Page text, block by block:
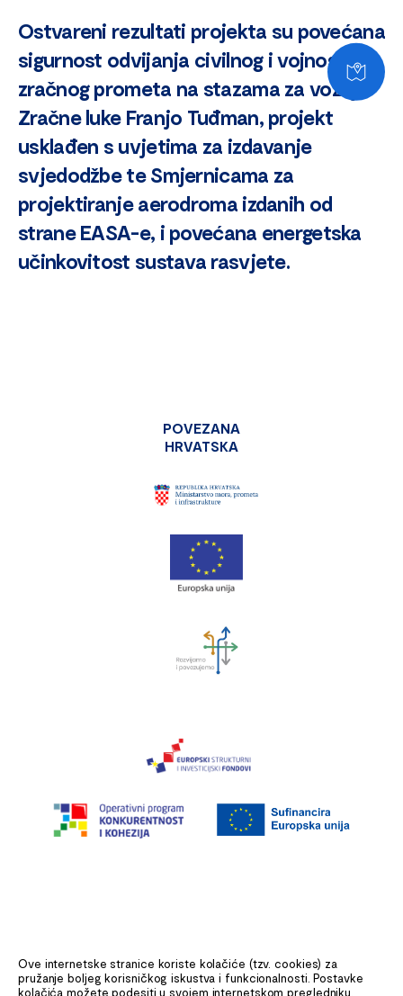
Ostvareni rezultati projekta su povećana
sigurnost odvijanja civilnog i vojnog
zračnog prometa na stazama za vožnju
Zračne luke Franjo Tuđman, projekt
usklađen s uvjetima za izdavanje
svjedodžbe te Smjernicama za
projektiranje aerodroma izdanih od
strane EASA-e, i povećana energetska
učinkovitost sustava rasvjete.
POVEZANA
HRVATSKA
Ove internetske stranice koriste kolačiće (tzv. cookies) za
pružanje boljeg korisničkog iskustva i funkcionalnosti. Postavke
kolačića možete podesiti u svojem internetskom pregledniku.